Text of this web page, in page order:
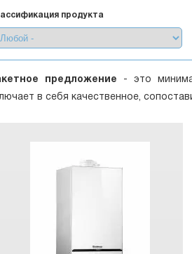
продукта
предложение - это
в себя качественное,